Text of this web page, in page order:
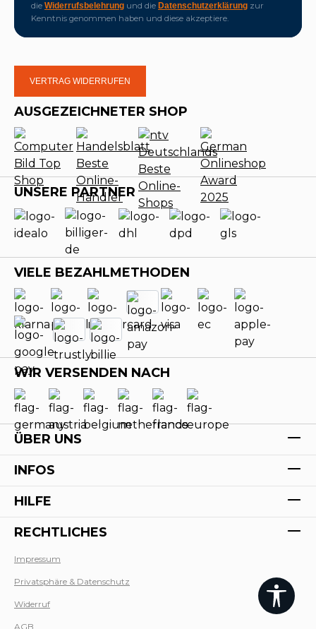
die Widerrufsbelehrung und die Datenschutzerklärung zur
Kenntnis genommen haben und diese akzeptiere.
VERTRAG WIDERRUFEN
AUSGEZEICHNETER SHOP
UNSERE PARTNER
VIELE BEZAHLMETHODEN
WIR VERSENDEN NACH
ÜBER UNS
INFOS
HILFE
RECHTLICHES
Impressum
Privatsphäre & Datenschutz
Widerruf
AGB